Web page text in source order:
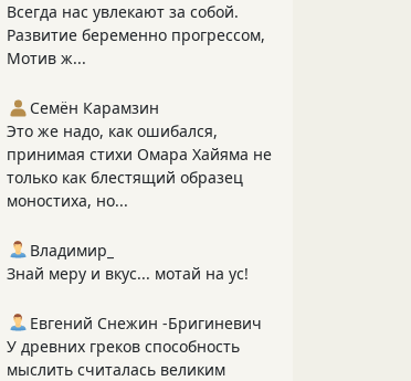
Всегда нас увлекают за собой.
Развитие беременно прогрессом,
Мотив ж...
Семён Карамзин
Это же надо, как ошибался,
принимая стихи Омара Хайяма не
только как блестящий образец
моностиха, но...
Владимир_
Знай меру и вкус... мотай на ус!
Евгений Снежин -Бригиневич
У древних греков способность
мыслить считалась великим